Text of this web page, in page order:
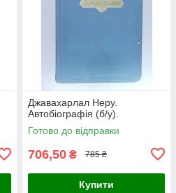
Джавахарлал Неру.
Автобіографія (б/у).
Готово до відправки
706,50 ₴ 785 ₴
Купити